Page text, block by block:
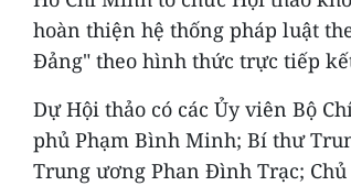
hoàn thiện hệ thống pháp luật
Đảng" theo hình thức trực tiếp
Dự Hội thảo có các Ủy viên Bộ
phủ Phạm Bình Minh; Bí thư
Trung ương Phan Đình Trạc;